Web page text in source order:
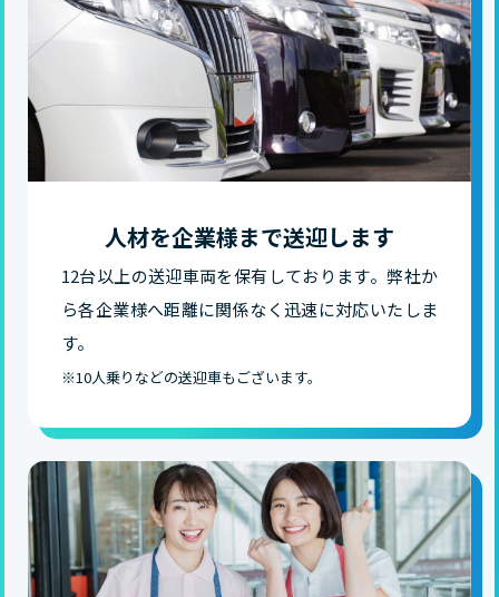
人材を企業様まで送迎します
12台以上の送迎車両を保有しております。弊社か
ら各企業様へ距離に関係なく迅速に対応いたしま
す。
※10人乗りなどの送迎車もございます。